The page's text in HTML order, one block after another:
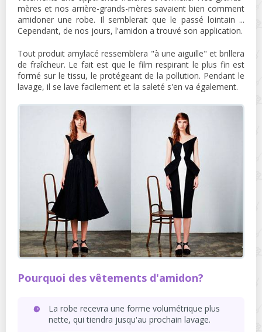
mères et nos arrière-grands-mères savaient bien comment
amidoner une robe. Il semblerait que le passé lointain ...
Cependant, de nos jours, l'amidon a trouvé son application.
Tout produit amylacé ressemblera "à une aiguille" et brillera
de fraîcheur. Le fait est que le film respirant le plus fin est
formé sur le tissu, le protégeant de la pollution. Pendant le
lavage, il se lave facilement et la saleté s'en va également.
Pourquoi des vêtements d'amidon?
La robe recevra une forme volumétrique plus
nette, qui tiendra jusqu'au prochain lavage.